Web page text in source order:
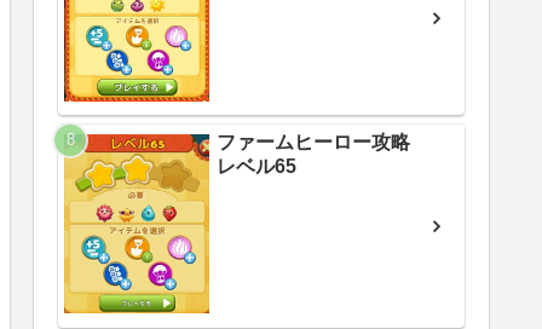
ファームヒーロー攻略
レベル65